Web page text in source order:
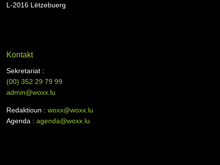
L-2016 Lëtzebuerg
Kontakt
Sekretariat :
(00)352 29 79 99
admin@woxx.lu
Redaktioun :woxx@woxx.lu
Agenda :agenda@woxx.lu